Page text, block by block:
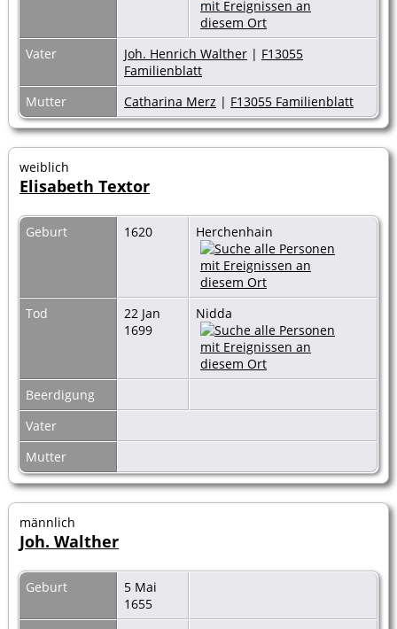
Vater Joh. Henrich Walther | F13055
Familienblatt
Mutter
Catharina Merz | F13055 Familienblatt
weiblich
Elisabeth Textor
Geburt 1620 Herchenhain
Tod
22 Jan
1699
Nidda
Beerdigung
Vater
Mutter
männlich
Joh. Walther
Geburt
5 Mai
1655